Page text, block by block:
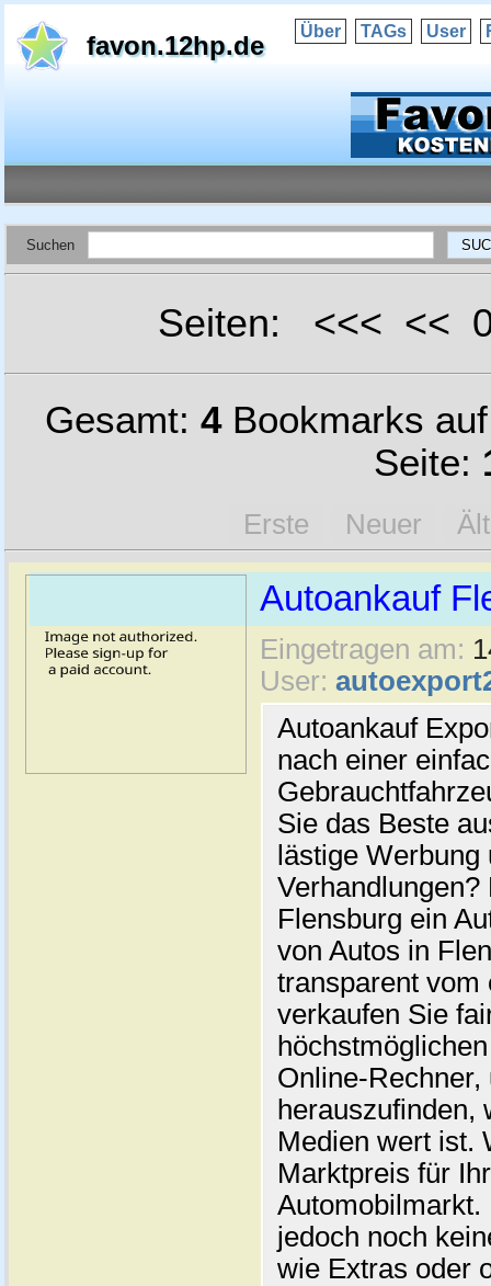
favon.12hp.de Über TAGs User
Suchen
Seiten: <<< <<
Gesamt: 4Bookmarks
Seite:
Erste Neuer
Autoankauf
Eingetragen am:
User:
Autoankauf
nach einer
Sie das Beste
lästige
Flensburg ein
von Autos in
transparent vom
verkaufen Sie
Online-
herauszufinden,
Medien wert ist.
Marktpreis für
jedoch noch
wie Extras oder